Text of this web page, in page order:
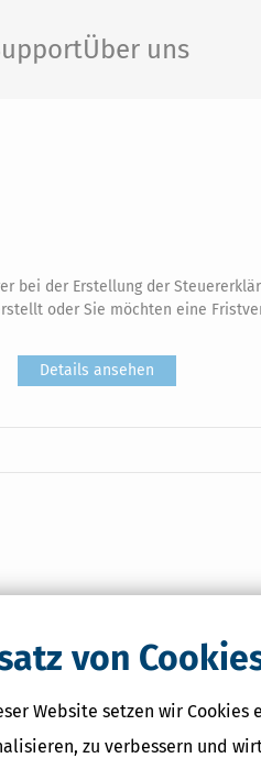
von
Website setzen wir Cookies
zu verbessern und
Über uns
bei der Erstellung der
oder Sie möchten eine
Details ansehen